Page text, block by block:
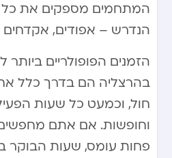
המתחמים מספקים את כל
הנדרש – אפודים, אקדחים
הזמנים הפופולריים ביותר
בהרצליה הם בדרך כלל
חול, וכמעט כל שעות
וחופשות. אם אתם
פחות עומס, שעות הבוקר